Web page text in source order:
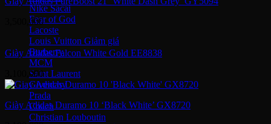
Nike Sacai
Fear of God
Lacoste
Louis Vuitton
Burberry
MCM
Saint Laurent
Givenchy
Prada
Coach
Christian Louboutin
3,500,000
Giày Adidas Falcon White Gold EE8838
3,100,000
Giày Adidas Duramo 10 ‘Black White’ GX8720